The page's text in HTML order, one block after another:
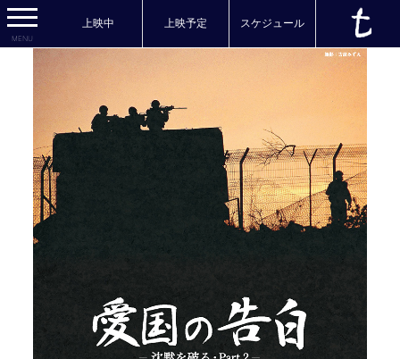
MENU
上映中 上映予定 スケジュール